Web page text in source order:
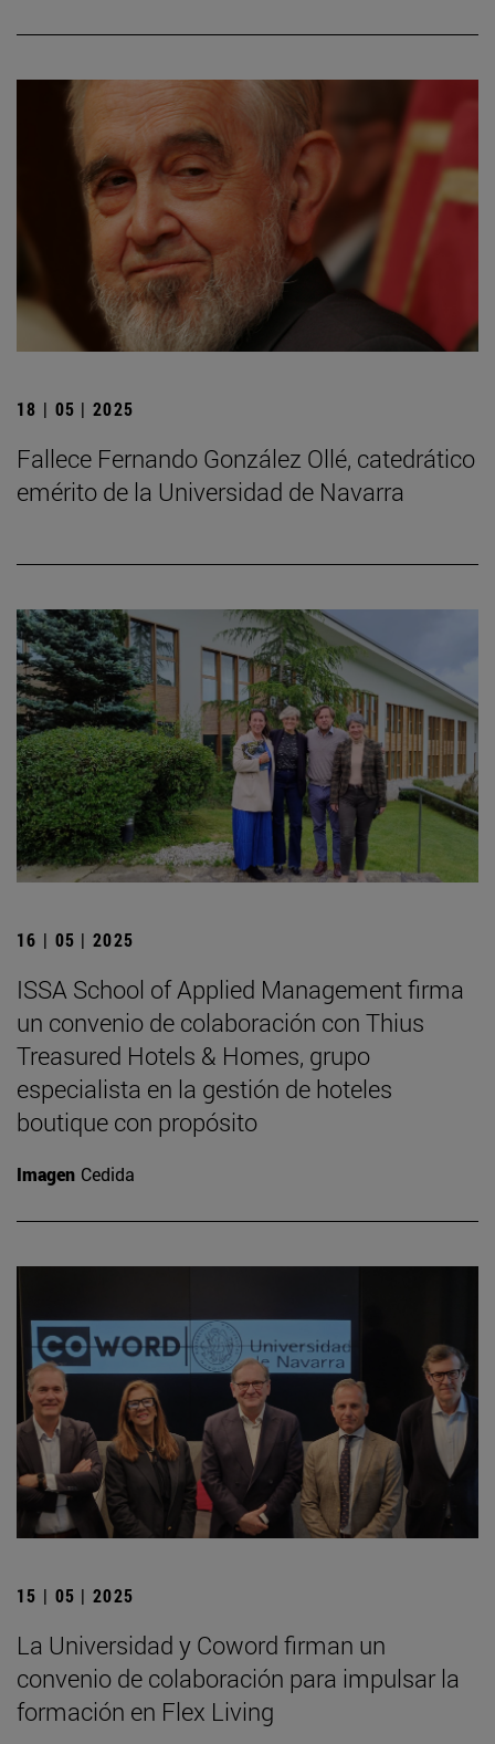
18 | 05 | 2025
Fallece Fernando González Ollé, catedrático
emérito de la Universidad de Navarra
16 | 05 | 2025
ISSA School of Applied Management firma
un convenio de colaboración con Thius
Treasured Hotels & Homes, grupo
especialista en la gestión de hoteles
boutique con propósito
Imagen Cedida
15 | 05 | 2025
La Universidad y Coword firman un
convenio de colaboración para impulsar la
formación en Flex Living